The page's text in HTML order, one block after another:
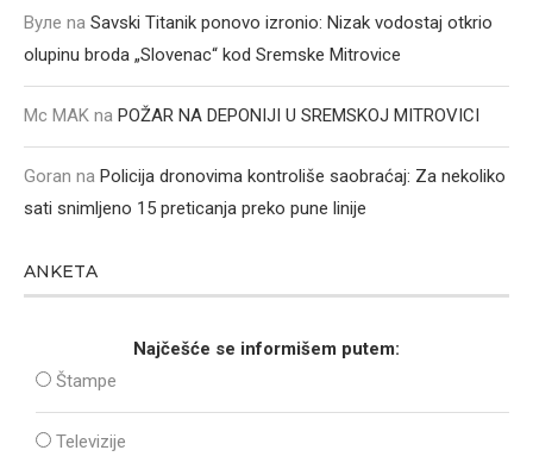
Вуле na Savski Titanik ponovo izronio: Nizak vodostaj otkrio
olupinu broda „Slovenac“ kod Sremske Mitrovice
Mc MAK na POŽAR NA DEPONIJI U SREMSKOJ MITROVICI
Goran na Policija dronovima kontroliše saobraćaj: Za nekoliko
sati snimljeno 15 preticanja preko pune linije
ANKETA
Najčešće se informišem putem:
Štampe
Televizije